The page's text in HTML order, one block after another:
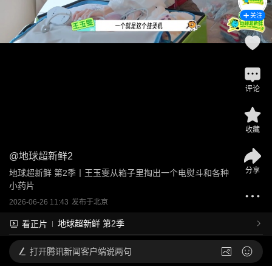
@地球超新鲜2
地球超新鲜 第2季丨王玉雯从箱子里掏出一个电熨斗和各种
小药片
2026-06-26 11:43 发布于北京
看正片 地球超新鲜 第2季
关注
评论
收藏
分享
打开腾讯新闻客户端说两句